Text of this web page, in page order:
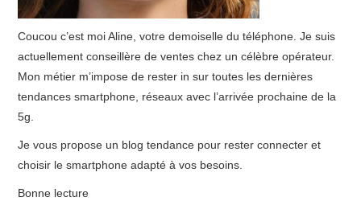
Coucou c’est moi Aline, votre demoiselle du téléphone. Je suis
actuellement conseillère de ventes chez un célèbre opérateur.
Mon métier m’impose de rester in sur toutes les dernières
tendances smartphone, réseaux avec l’arrivée prochaine de la
5g.
Je vous propose un blog tendance pour rester connecter et
choisir le smartphone adapté à vos besoins.
Bonne lecture